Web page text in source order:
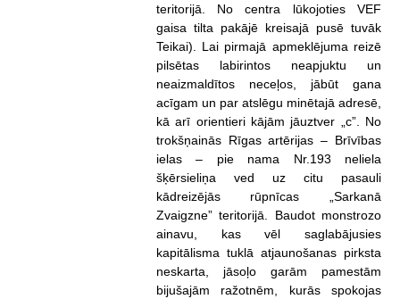
teritorijā. No centra lūkojoties VEF
gaisa tilta pakājē kreisajā pusē tuvāk
Teikai). Lai pirmajā apmeklējuma reizē
pilsētas labirintos neapjuktu un
neaizmaldītos neceļos, jābūt gana
acīgam un par atslēgu minētajā adresē,
kā arī orientieri kājām jāuztver „c”. No
trokšņainās Rīgas artērijas – Brīvības
ielas – pie nama Nr.193 neliela
šķērsieliņa ved uz citu pasauli
kādreizējās rūpnīcas „Sarkanā
Zvaigzne” teritorijā. Baudot monstrozo
ainavu, kas vēl saglabājusies
kapitālisma tuklā atjaunošanas pirksta
neskarta, jāsoļo garām pamestām
bijušajām ražotnēm, kurās spokojas